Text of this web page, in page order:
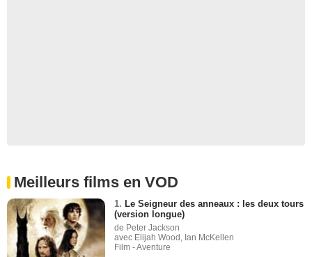
Meilleurs films en VOD
1. Le Seigneur des anneaux : les deux tours
(version longue)
de Peter Jackson
avec Elijah Wood, Ian McKellen
Film - Aventure